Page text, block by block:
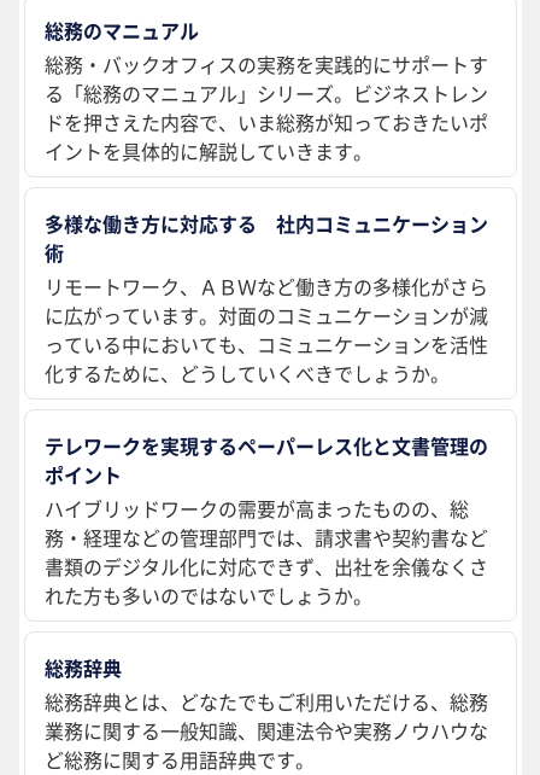
総務のマニュアル
総務・バックオフィスの実務を実践的にサポートす
る「総務のマニュアル」シリーズ。ビジネストレン
ドを押さえた内容で、いま総務が知っておきたいポ
イントを具体的に解説していきます。
多様な働き方に対応する 社内コミュニケーション
術
リモートワーク、ＡＢＷなど働き方の多様化がさら
に広がっています。対面のコミュニケーションが減
っている中においても、コミュニケーションを活性
化するために、どうしていくべきでしょうか。
テレワークを実現するペーパーレス化と文書管理の
ポイント
ハイブリッドワークの需要が高まったものの、総
務・経理などの管理部門では、請求書や契約書など
書類のデジタル化に対応できず、出社を余儀なくさ
れた方も多いのではないでしょうか。
総務辞典
総務辞典とは、どなたでもご利用いただける、総務
業務に関する一般知識、関連法令や実務ノウハウな
ど総務に関する用語辞典です。